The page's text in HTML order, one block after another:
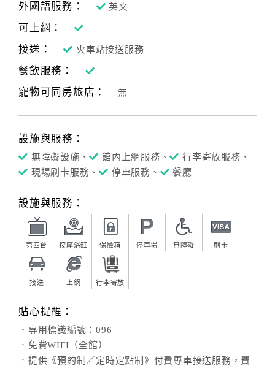
外國語服務： 英文
可上網：
接送：
火車站接送服務
餐飲服務：
寵物可同房旅店：
無
設施與服務：
無障礙設施、 館內上網服務、
行李寄放服務、
現場刷卡服務、
停車服務、 餐廳
設施與服務：
第四台 按摩浴缸 保險箱 停車場 無障礙 刷卡
接送 上網 行李寄放
貼心提醒：
．專用標識編號：096
．免費WIFI（全館）
．提供《預約制／定時定點制》付費專車接送服務，費